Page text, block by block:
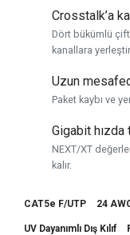
Crosstalk’a
Dört bükümlü çift,
kanallara
Uzun
Paket kaybı ve
Gigabit
NEXT/XT
kalır.
CAT5e F/UTP 24
UV Dayanımlı Dış Kılıf